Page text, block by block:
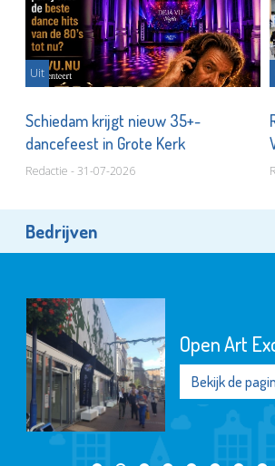
Uit
Schiedam krijgt nieuw 35+-
dancefeest in Grote Kerk
Redactie - 31-07-2026
Bedrijven
Open Art
Bekijk de